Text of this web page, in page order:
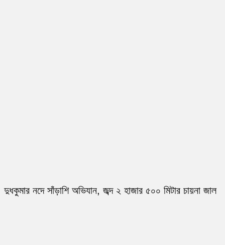
দুধকুমার নদে সাঁড়াশি অভিযান, জব্দ ২ হাজার ৫০০ মিটার চায়না জাল